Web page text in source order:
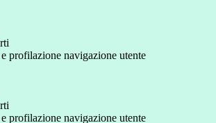
profilazione navigazione utente
profilazione navigazione utente